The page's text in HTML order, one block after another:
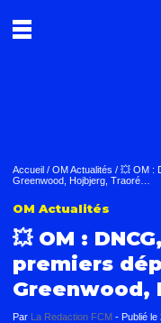
Accueil / OM Actualités / 💥 OM :
Greenwood, Hojbjerg, Traoré…
OM Actualités
💥 OM :
premiers
Greenwood,
Par La Redaction FCM - Publié le